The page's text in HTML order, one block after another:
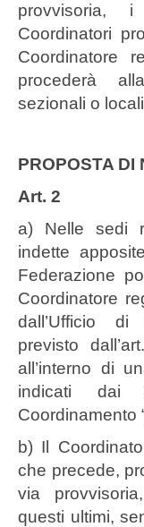
provvisoria,
Coordinatori
Coordinatore
procederà
sezionali o
PROPOSTA DI
Art. 2
a) Nelle sedi
indette
Federazione
Coordinatore
dall’Ufficio di
previsto
all’interno di
indicati dai
Coordinamento
b) Il
che precede,
via
questi ultimi,